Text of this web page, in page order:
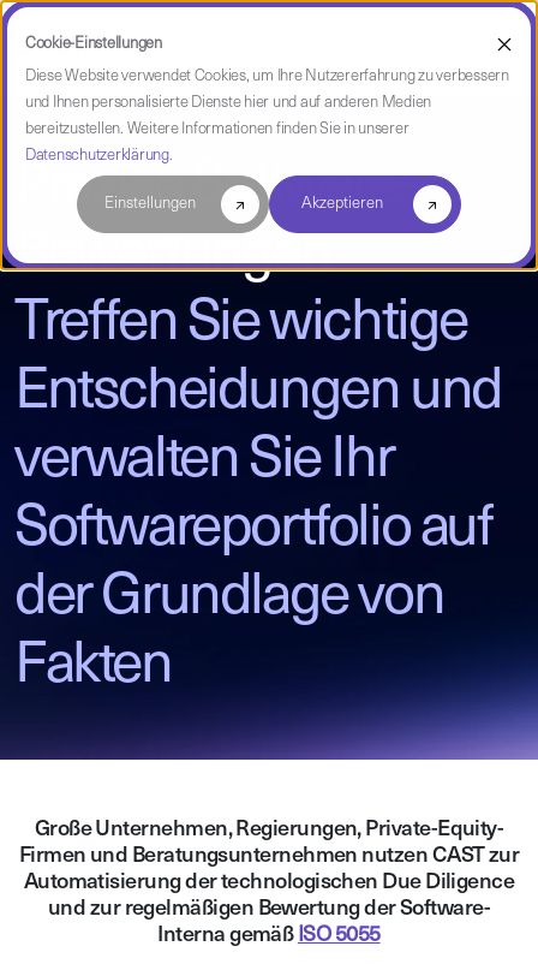
Cookie-Einstellungen
Diese Website verwendet Cookies, um Ihre Nutzererfahrung zu verbessern
und Ihnen personalisierte Dienste hier und auf anderen Medien
bereitzustellen. Weitere Informationen finden Sie in unserer
Datenschutzerklärung.
Einstellungen Akzeptieren
Präzise Software-
Bewertungen
Treffen Sie wichtige
Entscheidungen und
verwalten Sie Ihr
Softwareportfolio auf
der Grundlage von
Fakten
Große Unternehmen, Regierungen, Private-Equity-
Firmen und Beratungsunternehmen nutzen CAST zur
Automatisierung der technologischen Due Diligence
und zur regelmäßigen Bewertung der Software-
Interna gemäß ISO 5055